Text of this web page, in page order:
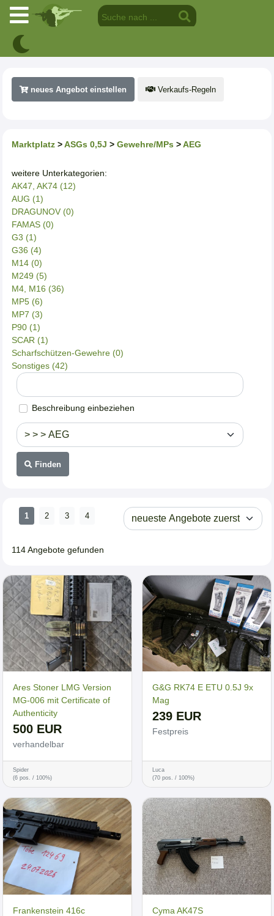
neues Angebot einstellen Verkaufs-Regeln
Marktplatz >ASGs 0,5J > Gewehre/MPs >AEG
weitere Unterkategorien:
AK47, AK74 (12)
AUG (1)
DRAGUNOV (0)
FAMAS (0)
G3 (1)
G36 (4)
M14 (0)
M249 (5)
M4, M16 (36)
MP5 (6)
MP7 (3)
P90 (1)
SCAR (1)
Scharfschützen-Gewehre (0)
Sonstiges (42)
Beschreibung einbeziehen
Finden
1 2 3 4
114 Angebote gefunden
Ares Stoner LMG Version
MG-006 mit Certificate of
Authenticity
500 EUR
verhandelbar
Spider
(6 pos. / 100%)
G&G RK74 E ETU 0.5J 9x
Mag
239 EUR
Festpreis
Luca
(70 pos. / 100%)
Frankenstein 416c Cyma AK47S